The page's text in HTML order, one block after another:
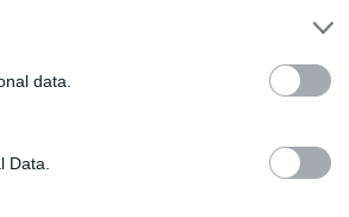
data.
Data.
στο Ολοκληρωμένο
Ανάπτυξης και ο ΟΠΕΚΕΠΕ